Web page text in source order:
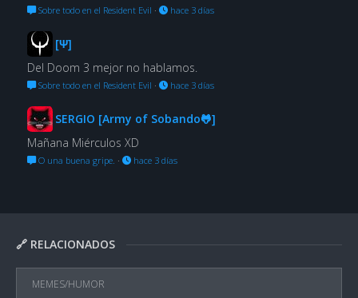
🔗 RELACIONADOS
MEMES/HUMOR
Sobre todo en el Resident Evil · hace 3 días
[Ψ]
Del Doom 3 mejor no hablamos.
Sobre todo en el Resident Evil · hace 3 días
SERGIO [Army of Sobando🐸]
Mañana Miérculos XD
O una buena gripe. · hace 3 días